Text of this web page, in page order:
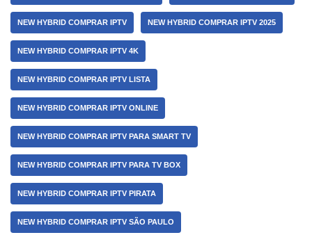
NEW HYBRID COMPRAR IPTV NEW HYBRID COMPRAR IPTV 2025
NEW HYBRID COMPRAR IPTV 4K
NEW HYBRID COMPRAR IPTV LISTA
NEW HYBRID COMPRAR IPTV ONLINE
NEW HYBRID COMPRAR IPTV PARA SMART TV
NEW HYBRID COMPRAR IPTV PARA TV BOX
NEW HYBRID COMPRAR IPTV PIRATA
NEW HYBRID COMPRAR IPTV SÃO PAULO